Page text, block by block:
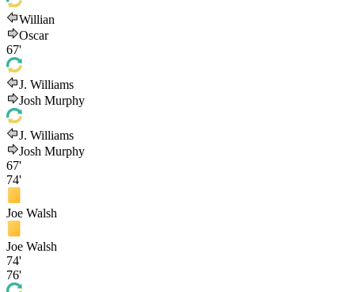
Willian
Oscar
67'
J. Williams
Josh Murphy
J. Williams
Josh Murphy
67'
74'
Joe Walsh
Joe Walsh
74'
76'